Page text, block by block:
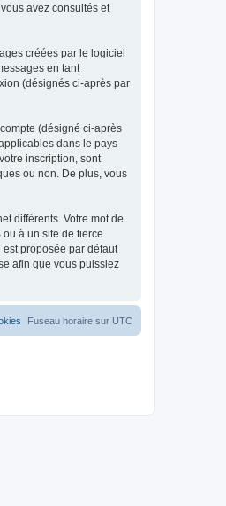
avez consultés et
créées par le logiciel
en tant
(désignés ci-après par
(désigné ci-après
dans le pays
inscription, sont
ou non. De plus, vous
différents. Votre mot de
à un site de tierce
proposée par défaut
afin que vous puissiez
Fuseau horaire sur UTC